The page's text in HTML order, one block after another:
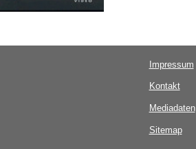
Impressum
Kontakt
Mediadaten
Sitemap